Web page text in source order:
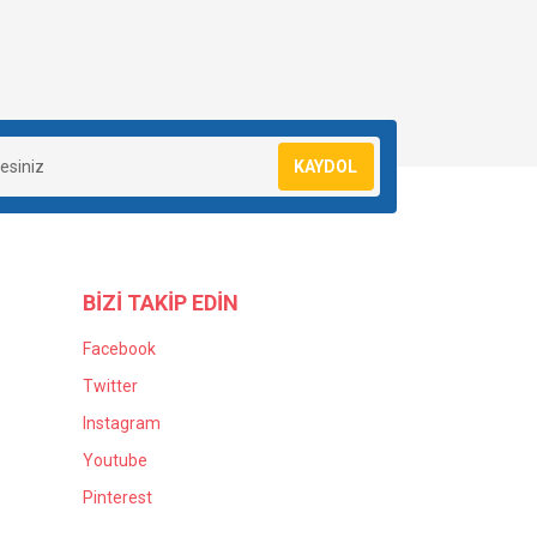
KAYDOL
BİZİ TAKİP EDİN
Facebook
Twitter
Instagram
Youtube
Pinterest